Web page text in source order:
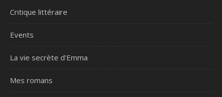
Critique littéraire
Events
La vie secrète d'Emma
Mes romans